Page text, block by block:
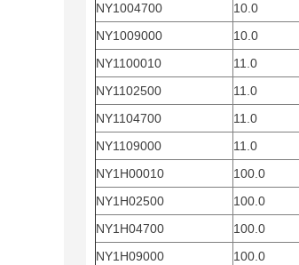
NY1004700
10.0
NY1009000
10.0
NY1100010
11.0
NY1102500
11.0
NY1104700
11.0
NY1109000
11.0
NY1H00010
100.0
NY1H02500
100.0
NY1H04700
100.0
NY1H09000
100.0